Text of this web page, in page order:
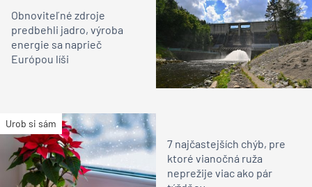
Obnoviteľné zdroje
predbehli jadro, výroba
energie sa naprieč
Európou líši
Urob si sám
7 najčastejších chýb, pre
ktoré vianočná ruža
neprežije viac ako pár